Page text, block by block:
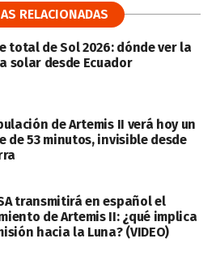
RELACIONADAS
total de Sol 2026: dónde ver la
solar desde Ecuador
de Artemis II verá hoy un
de 53 minutos, invisible desde
transmitirá en español el
de Artemis II: ¿qué implica
hacia la Luna? (VIDEO)